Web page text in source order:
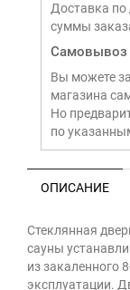
Доставка по
суммы
Самовывоз
Вы можете
магазина
Но
по
ОПИСАНИЕ
Стеклянная
сауны
из закаленного
эксплуатации.